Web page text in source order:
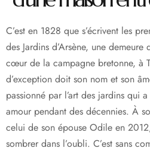
C’est en 1828 que s’écrivent les
des Jardins d’Arsène, une
cœur de la campagne bretonne, à
d’exception doit son nom et son
passionné par l’art des jardins qui
amour pendant des décennies. À
celui de son épouse Odile en
sombrer dans l’oubli. C’est sans